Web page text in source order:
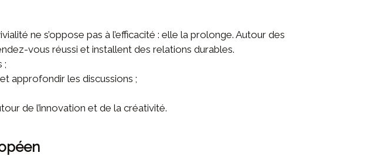
ne s’oppose pas à l’efficacité : elle la prolonge. Autour des
vous réussi et installent des relations durables.
;
approfondir les discussions ;
de l’innovation et de la créativité.